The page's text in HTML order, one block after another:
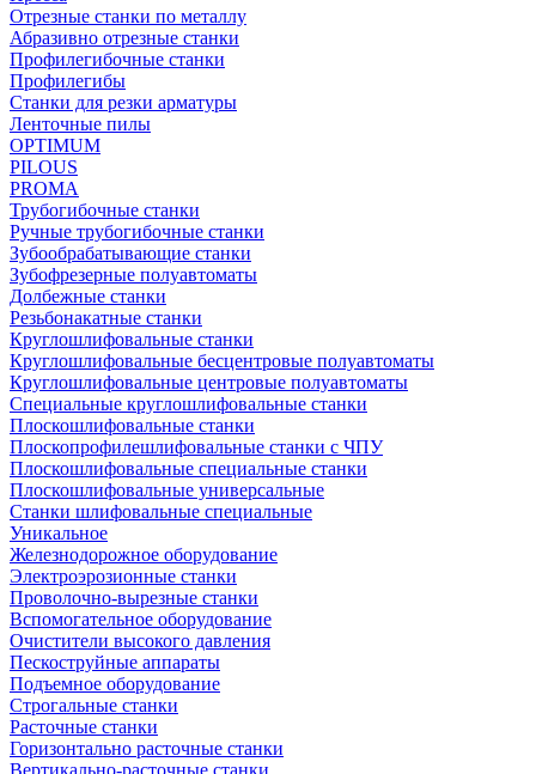
Отрезные станки по металлу
Абразивно отрезные станки
Профилегибочные станки
Профилегибы
Станки для резки арматуры
Ленточные пилы
OPTIMUM
PILOUS
PROMA
Трубогибочные станки
Ручные трубогибочные станки
Зубообрабатывающие станки
Зубофрезерные полуавтоматы
Долбежные станки
Резьбонакатные станки
Круглошлифовальные станки
Круглошлифовальные бесцентровые полуавтоматы
Круглошлифовальные центровые полуавтоматы
Специальные круглошлифовальные станки
Плоскошлифовальные станки
Плоскопрофилешлифовальные станки с ЧПУ
Плоскошлифовальные специальные станки
Плоскошлифовальные универсальные
Станки шлифовальные специальные
Уникальное
Железнодорожное оборудование
Электроэрозионные станки
Проволочно-вырезные станки
Вспомогательное оборудование
Очистители высокого давления
Пескоструйные аппараты
Подъемное оборудование
Строгальные станки
Расточные станки
Горизонтально расточные станки
Вертикально-расточные станки